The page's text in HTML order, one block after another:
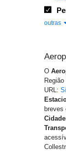
outras
O
URL:
breves